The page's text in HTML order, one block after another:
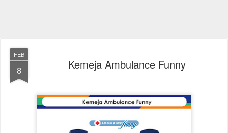
FEB
8 Kemeja Ambulance Funny